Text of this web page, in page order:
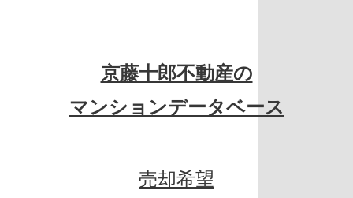
京藤十郎不動産の
マンションデータベース
売却希望